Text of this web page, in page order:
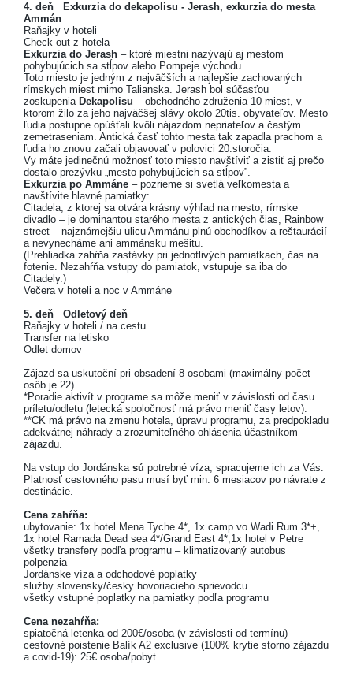
4. deň Exkurzia do dekapolisu - Jerash, exkurzia do mesta
Ammán
Raňajky v hoteli
Check out z hotela
Exkurzia do Jerash – ktoré miestni nazývajú aj mestom
pohybujúcich sa stĺpov alebo Pompeje východu.
Toto miesto je jedným z najväčších a najlepšie zachovaných
rímskych miest mimo Talianska. Jerash bol súčasťou
zoskupenia Dekapolisu – obchodného združenia 10 miest, v
ktorom žilo za jeho najväčšej slávy okolo 20tis. obyvateľov. Mesto
ľudia postupne opúšťali kvôli nájazdom nepriateľov a častým
zemetraseniam. Antická časť tohto mesta tak zapadla prachom a
ľudia ho znovu začali objavovať v polovici 20.storočia.
Vy máte jedinečnú možnosť toto miesto navštíviť a zistiť aj prečo
dostalo prezývku „mesto pohybujúcich sa stĺpov”.
Exkurzia po Ammáne – pozrieme si svetlá veľkomesta a
navštívite hlavné pamiatky:
Citadela, z ktorej sa otvára krásny výhľad na mesto, rímske
divadlo – je dominantou starého mesta z antických čias, Rainbow
street – najznámejšiu ulicu Ammánu plnú obchodíkov a reštaurácií
a nevynecháme ani ammánsku mešitu.
(Prehliadka zahŕňa zastávky pri jednotlivých pamiatkach, čas na
fotenie. Nezahŕňa vstupy do pamiatok, vstupuje sa iba do
Citadely.)
Večera v hoteli a noc v Ammáne
5. deň Odletový deň
Raňajky v hoteli / na cestu
Transfer na letisko
Odlet domov
Zájazd sa uskutoční pri obsadení 8 osobami (maximálny počet
osôb je 22).
*Poradie aktivít v programe sa môže meniť v závislosti od času
príletu/odletu (letecká spoločnosť má právo meniť časy letov).
**CK má právo na zmenu hotela, úpravu programu, za predpokladu
adekvátnej náhrady a zrozumiteľného ohlásenia účastníkom
zájazdu.
Na vstup do Jordánska sú potrebné víza, spracujeme ich za Vás.
Platnosť cestovného pasu musí byť min. 6 mesiacov po návrate z
destinácie.
Cena zahŕňa:
ubytovanie: 1x hotel Mena Tyche 4*, 1x camp vo Wadi Rum 3*+,
1x hotel Ramada Dead sea 4*/Grand East 4*,1x hotel v Petre
všetky transfery podľa programu – klimatizovaný autobus
polpenzia
Jordánske víza a odchodové poplatky
služby slovensky/česky hovoriacieho sprievodcu
všetky vstupné poplatky na pamiatky podľa programu
Cena nezahŕňa:
spiatočná letenka od 200€/osoba (v závislosti od termínu)
cestovné poistenie Balík A2 exclusive (100% krytie storno zájazdu
a covid-19): 25€ osoba/pobyt